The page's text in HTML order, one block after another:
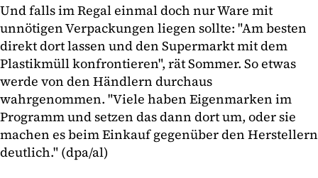
Und falls im Regal einmal doch nur Ware mit
unnötigen Verpackungen liegen sollte: "Am besten
direkt dort lassen und den Supermarkt mit dem
Plastikmüll konfrontieren", rät Sommer. So etwas
werde von den Händlern durchaus
wahrgenommen. "Viele haben Eigenmarken im
Programm und setzen das dann dort um, oder sie
machen es beim Einkauf gegenüber den Herstellern
deutlich." (dpa/al)